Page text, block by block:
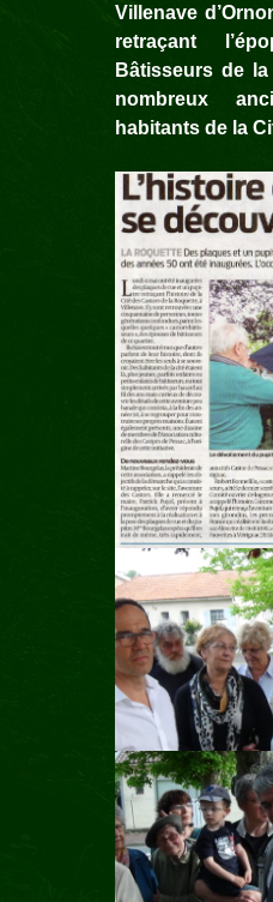
Villenave
retraçant
Bâtisseurs de
nombreux
habitants de la